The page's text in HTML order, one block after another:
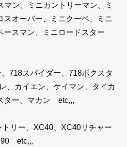
マン、ミニカントリーマン、ミ
スオーバー、ミニクーペ、ミニ
ースマン、ミニロードスター
718スパイダー、718ボクスタ
、カイエン、ケイマン、タイカ
ター、マカン etc,,,
リー、XC40、XC40リチャー
etc,,,